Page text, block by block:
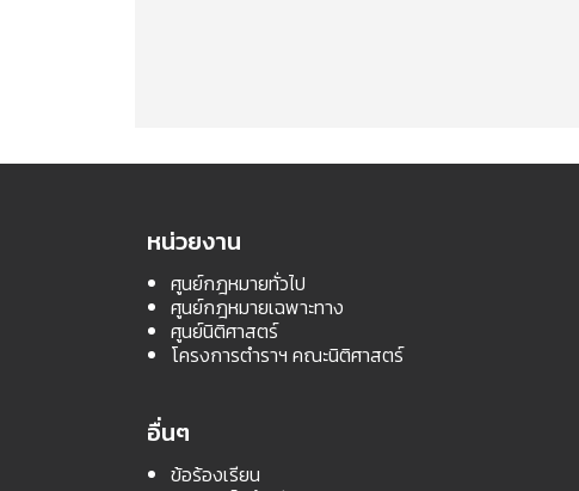
หน่วยงาน
ศูนย์กฎหมายทั่วไป
ศูนย์กฎหมายเฉพาะทาง
ศูนย์นิติศาสตร์
โครงการตำราฯ คณะนิติศาสตร์
อื่นๆ
ข้อร้องเรียน